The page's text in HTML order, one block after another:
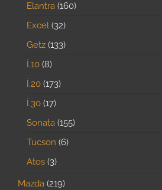
Elantra 160
Excel 32
Getz 133
İ.10 8
İ.20 173
İ.30 17
Sonata 155
Tucson 6
Atos 3
Mazda 219